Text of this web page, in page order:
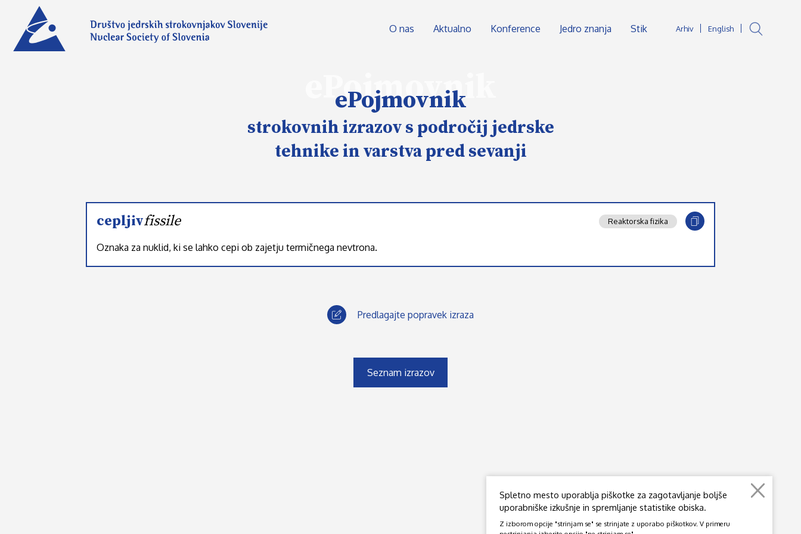
Arhiv English
O nas Aktualno Konference Jedro znanja Stik
ePojmovnik
ePojmovnik
strokovnih izrazov s področij jedrske
tehnike in varstva pred sevanji
cepljivfissile Reaktorska fizika
Oznaka za nuklid, ki se lahko cepi ob zajetju termičnega nevtrona.
Predlagajte popravek izraza
Seznam izrazov
Spletno mesto uporablja piškotke za zagotavljanje boljše
uporabniške izkušnje in spremljanje statistike obiska.
Z izborom opcije "strinjam se" se strinjate z uporabo piškotkov. V primeru